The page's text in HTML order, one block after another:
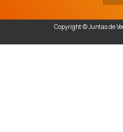
Copyright © Juntas de